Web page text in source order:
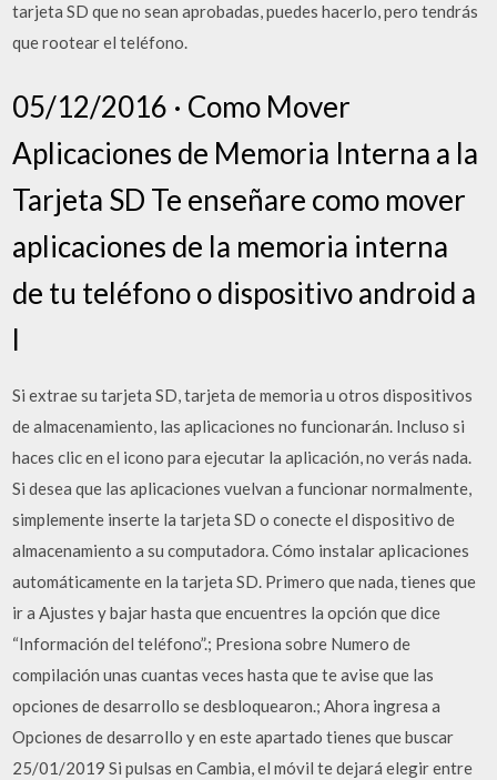
tarjeta SD que no sean aprobadas, puedes hacerlo, pero tendrás
que rootear el teléfono.
05/12/2016 · Como Mover
Aplicaciones de Memoria Interna a la
Tarjeta SD Te enseñare como mover
aplicaciones de la memoria interna
de tu teléfono o dispositivo android a
l
Si extrae su tarjeta SD, tarjeta de memoria u otros dispositivos
de almacenamiento, las aplicaciones no funcionarán. Incluso si
haces clic en el icono para ejecutar la aplicación, no verás nada.
Si desea que las aplicaciones vuelvan a funcionar normalmente,
simplemente inserte la tarjeta SD o conecte el dispositivo de
almacenamiento a su computadora. Cómo instalar aplicaciones
automáticamente en la tarjeta SD. Primero que nada, tienes que
ir a Ajustes y bajar hasta que encuentres la opción que dice
“Información del teléfono”.; Presiona sobre Numero de
compilación unas cuantas veces hasta que te avise que las
opciones de desarrollo se desbloquearon.; Ahora ingresa a
Opciones de desarrollo y en este apartado tienes que buscar
25/01/2019 Si pulsas en Cambia, el móvil te dejará elegir entre